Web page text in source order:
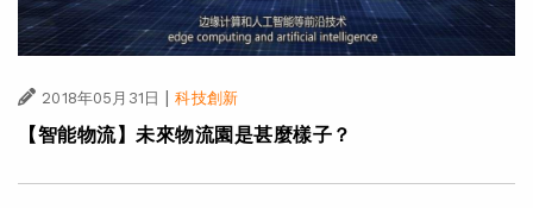
2018年05月31日 | 科技創新
【智能物流】未來物流園是甚麼樣子？